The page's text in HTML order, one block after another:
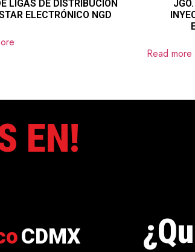
LIGAS DE DISTRIBUCIÓN
ELECTRÓNICO NGD
Read more
EN!
CDMX